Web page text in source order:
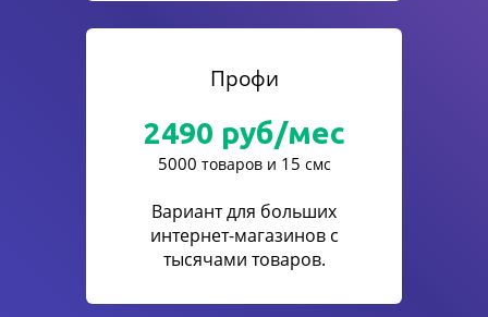
Профи
2490 руб/мес
5000 товаров и 15 смс
Вариант для больших
интернет-магазинов с
тысячами товаров.